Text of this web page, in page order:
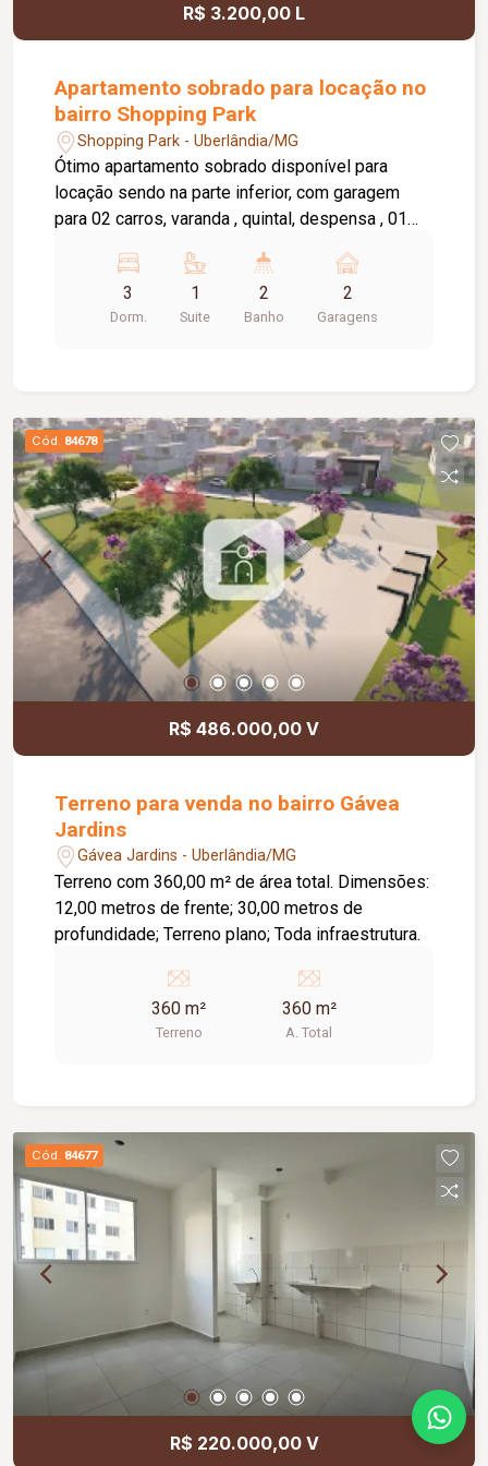
R$ 3.200,00 L
Apartamento sobrado para locação no
bairro Shopping Park
Shopping Park - Uberlândia/MG
Ótimo apartamento sobrado disponível para
locação sendo na parte inferior, com garagem
para 02 carros, varanda , quintal, despensa , 01
01 quarto com 01 guarda roupa, 01 suite, sacada,
02 salas, cozinha com armário sob a pia,
lavanderia, banheiro social e da suite com box,
3
Dorm.
1
Suite
2
Banho
2
Garagens
Cód. 84678
R$ 486.000,00 V
Terreno para venda no bairro Gávea
Jardins
Gávea Jardins - Uberlândia/MG
Terreno com 360,00 m² de área total. Dimensões:
12,00 metros de frente; 30,00 metros de
profundidade; Terreno plano; Toda infraestrutura.
360 m²
Terreno
360 m²
A. Total
Cód. 84677
R$ 220.000,00 V